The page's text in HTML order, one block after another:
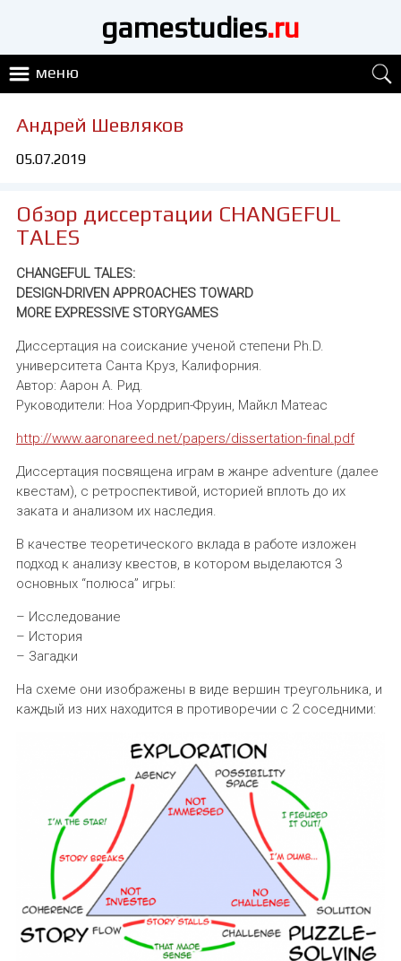
gamestudies.ru
меню
Андрей Шевляков
05.07.2019
Обзор диссертации CHANGEFUL
TALES
CHANGEFUL TALES:
DESIGN-DRIVEN APPROACHES TOWARD
MORE EXPRESSIVE STORYGAMES
Диссертация на соискание ученой степени Ph.D.
университета Санта Круз, Калифорния.
Автор: Аарон А. Рид.
Руководители: Ноа Уордрип-Фруин, Майкл Матеас
http://www.aaronareed.net/papers/dissertation-final.pdf
Диссертация посвящена играм в жанре adventure (далее
квестам), с ретроспективой, историей вплоть до их
заката и анализом их наследия.
В качестве теоретического вклада в работе изложен
подход к анализу квестов, в котором выделаются 3
основных “полюса” игры:
– Исследование
– История
– Загадки
На схеме они изображены в виде вершин треугольника, и
каждый из них находится в противоречии с 2 соседними: